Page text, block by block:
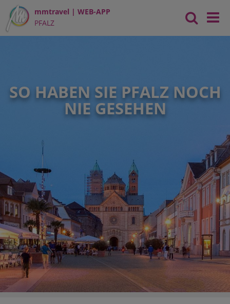
mmtravel | WEB-APP
PFALZ
SO HABEN SIE PFALZ NOCH
NIE GESEHEN